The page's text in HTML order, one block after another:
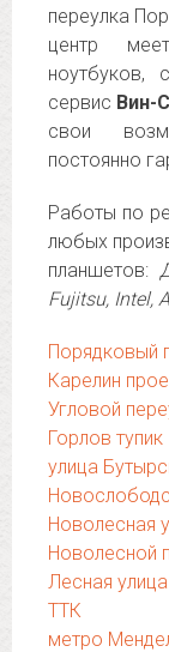
переулка
центр
ноутбуков,
сервис Вин-
свои
постоянно
Работы по
любых
планшетов:
Fujitsu, Intel,
Порядковый
Карелин
Угловой
Горлов тупик
улица
Новолесная
Новолесной
Лесная улица
ТТК
метро